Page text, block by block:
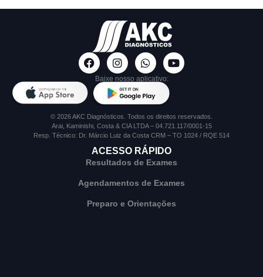
Baixe nosso aplicativo:
© 2026 AKC Diagnósticos. Todos os direitos reservados.
Arai, Kaminishi, Costa & CIA LTDA – 04.721.117/0001-15
Resp. Técnico: Dr. Márcio Luiz da Costa CRM – TO 1024 / RQE 514
ACESSO RÁPIDO
Resultados de Exames
Agendamentos de Exames
Preparo e Orientações